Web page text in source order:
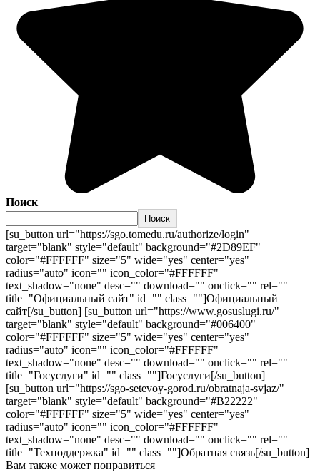
Поиск
Поиск
[su_button url="https://sgo.tomedu.ru/authorize/login"
target="blank" style="default" background="#2D89EF"
color="#FFFFFF" size="5" wide="yes" center="yes"
radius="auto" icon="" icon_color="#FFFFFF"
text_shadow="none" desc="" download="" onclick="" rel=""
title="Официальный сайт" id="" class=""]Официальный
сайт[/su_button] [su_button url="https://www.gosuslugi.ru/"
target="blank" style="default" background="#006400"
color="#FFFFFF" size="5" wide="yes" center="yes"
radius="auto" icon="" icon_color="#FFFFFF"
text_shadow="none" desc="" download="" onclick="" rel=""
title="Госуслуги" id="" class=""]Госуслуги[/su_button]
[su_button url="https://sgo-setevoy-gorod.ru/obratnaja-svjaz/"
target="blank" style="default" background="#B22222"
color="#FFFFFF" size="5" wide="yes" center="yes"
radius="auto" icon="" icon_color="#FFFFFF"
text_shadow="none" desc="" download="" onclick="" rel=""
title="Техподдержка" id="" class=""]Обратная связь[/su_button]
Вам также может понравиться